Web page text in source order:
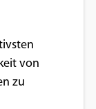
von
zu